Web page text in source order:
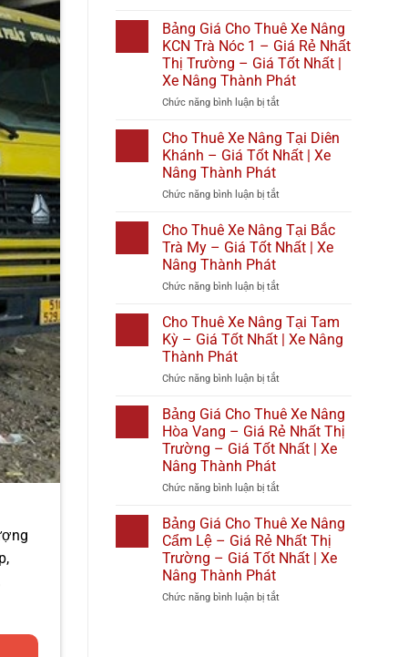
2026
|
Xe
Nâng
Thành
Phát
Phước
Đông
|
Giá
Từ
700k
Giá
Tốt
Nhất
|
Nâng
Thành
Phát
Thuê
Xe
Nâng
Tại
KCN
Chu
Trường
Hải
Giá
700k
|
Giá
Nhất
|
Xe
Nâng
Phát
Bảng Giá Cho Thuê Xe Nâng
KCN Trà Nóc 1 – Giá Rẻ Nhất
Thị Trường – Giá Tốt Nhất |
Xe Nâng Thành Phát
Chức năng bình luận bị tắtở
Giá
Cho
Thuê
Nâng
Trà
Nóc
1
Giá
Nhất
Thị
Trường
Giá
Nhất
|
Xe
Nâng
Phát
Cho Thuê Xe Nâng Tại Diên
Khánh – Giá Tốt Nhất | Xe
Nâng Thành Phát
Chức năng bình luận bị tắtở
Thuê
Xe
Nâng
Diên
–
Giá
Tốt
|
Nâng
Thành
Phát
Cho Thuê Xe Nâng Tại Bắc
Trà My – Giá Tốt Nhất | Xe
Nâng Thành Phát
Chức năng bình luận bị tắtở
Thuê
Xe
Nâng
Bắc
My
–
Giá
Tốt
|
Nâng
Thành
Phát
Cho Thuê Xe Nâng Tại Tam
Kỳ – Giá Tốt Nhất | Xe Nâng
Thành Phát
Chức năng bình luận bị tắtở
Thuê
Xe
Nâng
Tại
Kỳ
Giá
Tốt
Nhất
|
Nâng
Bảng Giá Cho Thuê Xe Nâng
Hòa Vang – Giá Rẻ Nhất Thị
Trường – Giá Tốt Nhất | Xe
Nâng Thành Phát
Chức năng bình luận bị tắtở
Giá
Cho
Thuê
Xe
Hòa
Bảng Giá Cho Thuê Xe Nâng
Cẩm Lệ – Giá Rẻ Nhất Thị
Trường – Giá Tốt Nhất | Xe
Nâng Thành Phát
Chức năng bình luận bị tắtở